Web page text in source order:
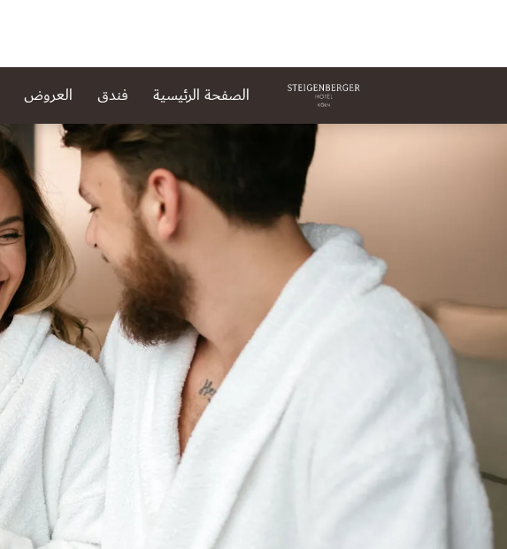
الصفحة الرئيسية فندق العروض